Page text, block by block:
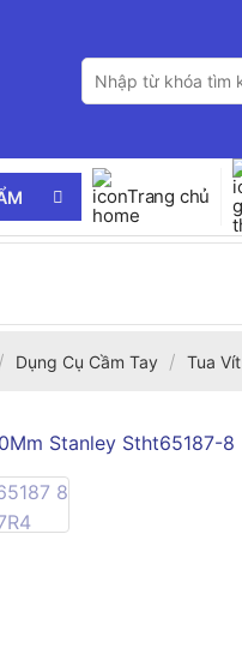
Tìm
kiếm:
Trang chủ
/ Dụng Cụ Cầm Tay / Tua Vít